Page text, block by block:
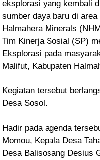
eksplorasi yang kembali
sumber daya baru di
Halmahera Minerals
Tim Kinerja Sosial (SP)
Eksplorasi pada
Malifut, Kabupaten
Kegiatan tersebut
Desa Sosol.
Hadir pada agenda
Momou, Kepala Desa
Desa Balisosang Desius